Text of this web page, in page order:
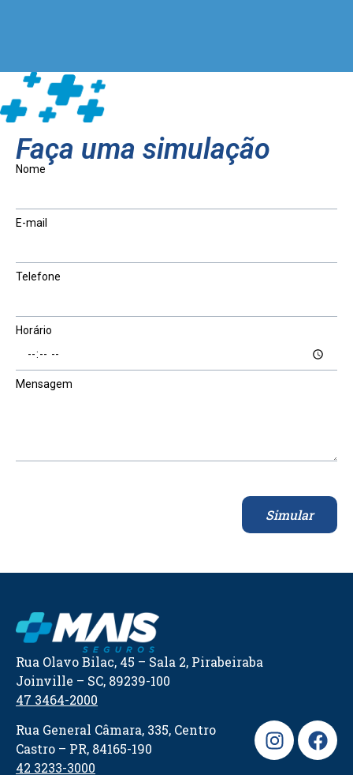
Faça uma simulação
Nome
E-mail
Telefone
Horário
Mensagem
Simular
Rua Olavo Bilac, 45 – Sala 2, Pirabeiraba
Joinville – SC, 89239-100
47 3464-2000
Rua General Câmara, 335, Centro
Castro – PR, 84165-190
42 3233-3000